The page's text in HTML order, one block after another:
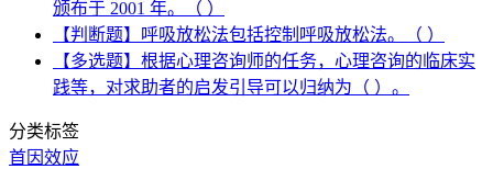
颁布于 2001 年。（ ）
【判断题】呼吸放松法包括控制呼吸放松法。（ ）
【多选题】根据心理咨询师的任务，心理咨询的临床实
践等，对求助者的启发引导可以归纳为（ ）。
分类标签
首因效应